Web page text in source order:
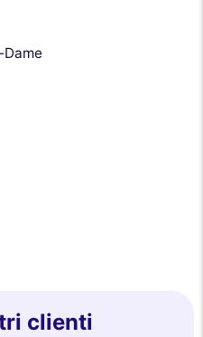
clienti